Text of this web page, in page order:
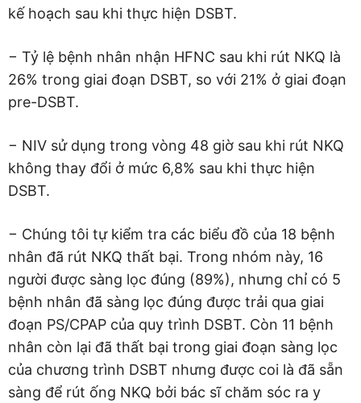
kế hoạch sau khi thực hiện DSBT.
− Tỷ lệ bệnh nhân nhận HFNC sau khi rút NKQ là
26% trong giai đoạn DSBT, so với 21% ở giai đoạn
pre-DSBT.
− NIV sử dụng trong vòng 48 giờ sau khi rút NKQ
không thay đổi ở mức 6,8% sau khi thực hiện
DSBT.
− Chúng tôi tự kiểm tra các biểu đồ của 18 bệnh
nhân đã rút NKQ thất bại. Trong nhóm này, 16
người được sàng lọc đúng (89%), nhưng chỉ có 5
bệnh nhân đã sàng lọc đúng được trải qua giai
đoạn PS/CPAP của quy trình DSBT. Còn 11 bệnh
nhân còn lại đã thất bại trong giai đoạn sàng lọc
của chương trình DSBT nhưng được coi là đã sẵn
sàng để rút ống NKQ bởi bác sĩ chăm sóc ra y